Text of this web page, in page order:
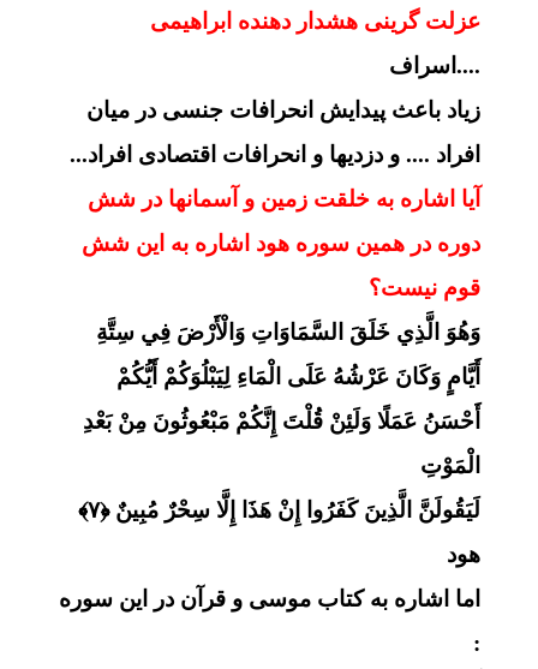
عزلت گرینی هشدار دهنده ابراهیمی
....اسراف
زیاد باعث پیدایش انحرافات جنسی در میان
افراد .... و دزدیها و انحرافات اقتصادی افراد...
آیا اشاره به خلقت زمین و آسمانها در شش
دوره در همین سوره هود اشاره به این شش
قوم نیست؟
وَهُوَ الَّذِي خَلَقَ السَّمَاوَاتِ وَالْأَرْضَ فِي سِتَّةِ
أَيَّامٍ وَكَانَ عَرْشُهُ عَلَى الْمَاءِ لِيَبْلُوَكُمْ أَيُّكُمْ
أَحْسَنُ عَمَلًا وَلَئِنْ قُلْتَ إِنَّكُمْ مَبْعُوثُونَ مِنْ بَعْدِ
الْمَوْتِ
لَيَقُولَنَّ الَّذِينَ كَفَرُوا إِنْ هَذَا إِلَّا سِحْرٌ مُبِينٌ ﴿۷﴾
هود
اما اشاره به کتاب موسی و قرآن در این سوره
: